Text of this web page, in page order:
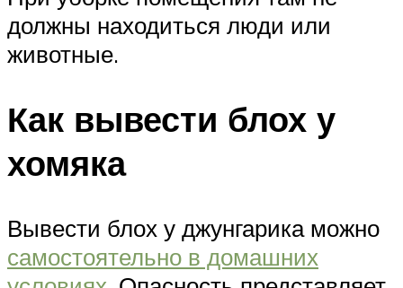
должны находиться люди или
животные.
Как вывести блох у
хомяка
Вывести блох у джунгарика можно
самостоятельно в домашних